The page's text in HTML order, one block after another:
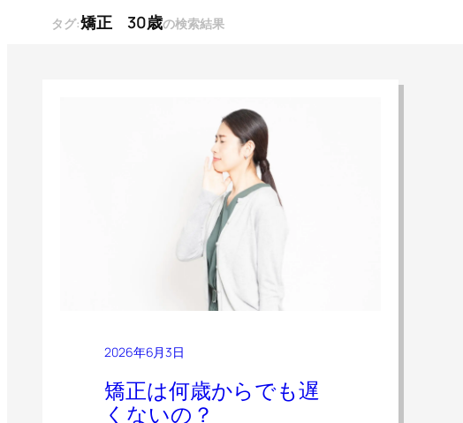
タグ:矯正 30歳の検索結果
2026年6月3日
矯正は何歳からでも遅
くないの？